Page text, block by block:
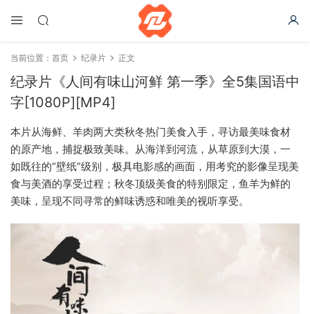
当前位置： 首页 纪录片 正文
纪录片《人间有味山河鲜 第一季》全5集国语中
字[1080P][MP4]
本片从海鲜、羊肉两大类秋冬热门美食入手，寻访最美味食材
的原产地，捕捉极致美味。从海洋到河流，从草原到大漠，一
如既往的“壁纸”级别，极具电影感的画面，用考究的影像呈现美
食与美酒的享受过程；秋冬顶级美食的特别限定，鱼羊为鲜的
美味，呈现不同寻常的鲜味诱惑和唯美的视听享受。